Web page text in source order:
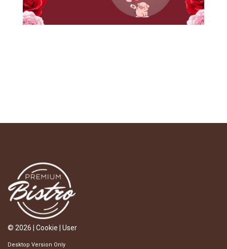
© 2026 | Cookie User
Desktop Version Only